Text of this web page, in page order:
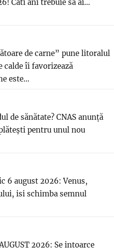
Cati ani trebuie sa ai...
de carne” pune litoralul
calde îi favorizează
este...
de sănătate? CNAS anunță
pentru unul nou
6 august 2026: Venus,
isi schimba semnul
2026: Se intoarce